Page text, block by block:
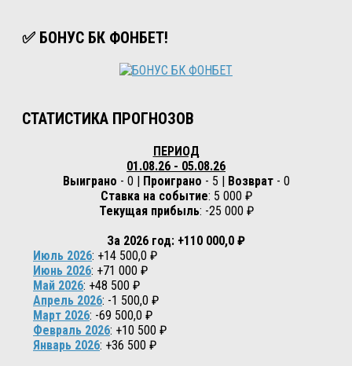
✅ БОНУС БК ФОНБЕТ!
СТАТИСТИКА ПРОГНОЗОВ
ПЕРИОД
01.08.26 - 05.08.26
Выиграно - 0 | Проиграно - 5 | Возврат- 0
Ставка на событие: 5 000 ₽
Текущая прибыль: -25 000 ₽
За 2026 год: +110 000,0 ₽
Июль 2026: +14 500,0 ₽
Июнь 2026: +71 000 ₽
Май 2026: +48 500 ₽
Апрель 2026: -1 500,0 ₽
Март 2026: -69 500,0 ₽
Февраль 2026: +10 500 ₽
Январь 2026: +36 500 ₽